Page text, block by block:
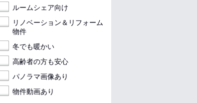
ルームシェア向け
リノベーション＆リフォーム
物件
冬でも暖かい
高齢者の方も安心
パノラマ画像あり
物件動画あり